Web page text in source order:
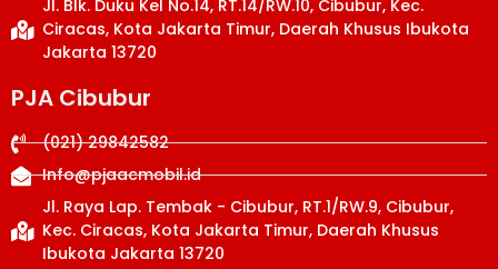
Jl. Blk. Duku Kel No.14, RT.14/RW.10, Cibubur, Kec.
Ciracas, Kota Jakarta Timur, Daerah Khusus Ibukota
Jakarta 13720
PJA Cibubur
(021) 29842582
Info@pjaacmobil.id
Jl. Raya Lap. Tembak - Cibubur, RT.1/RW.9, Cibubur,
Kec. Ciracas, Kota Jakarta Timur, Daerah Khusus
Ibukota Jakarta 13720